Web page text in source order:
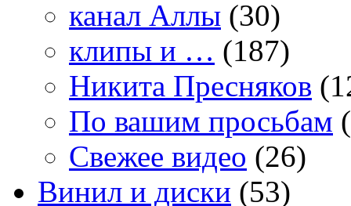
канал Аллы (30)
клипы и … (187)
Никита Пресняков
По вашим просьбам
Свежее видео (26)
Винил и диски (53)